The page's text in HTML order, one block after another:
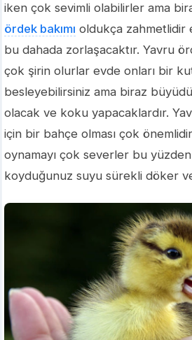
iken çok sevimli olabilirler ama
ördek bakımı oldukça zahmetlidir
bu dahada zorlaşacaktır. Yavru
çok şirin olurlar evde onları bir
besleyebilirsiniz ama biraz
olacak ve koku yapacaklardır.
için bir bahçe olması çok
oynamayı çok severler bu
koyduğunuz suyu sürekli döker